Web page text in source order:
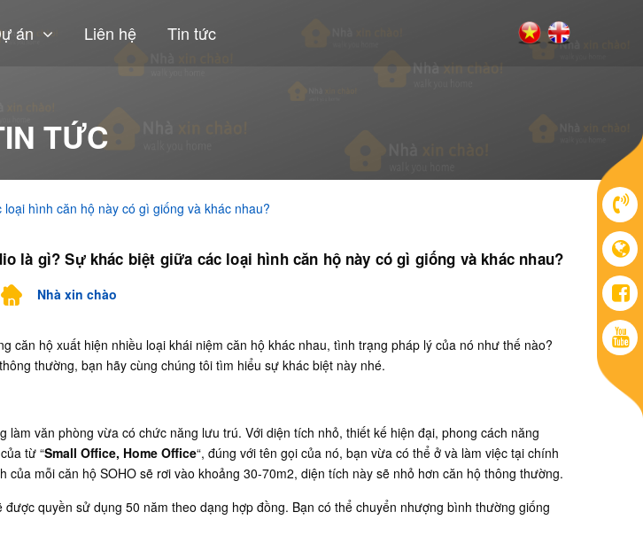
án Liên hệ Tin tức
TỨC
hình căn hộ này có gì giống và khác nhau?
là gì? Sự khác biệt giữa các loại hình căn hộ này có gì giống và khác nhau?
Nhà xin chào
căn hộ xuất hiện nhiều loại khái niệm căn hộ khác nhau, tình trạng pháp lý của nó như thế nào?
thường, bạn hãy cùng chúng tôi tìm hiểu sự khác biệt này nhé.
làm văn phòng vừa có chức năng lưu trú. Với diện tích nhỏ, thiết kế hiện đại, phong cách năng
từ “Small Office, Home Office“, đúng với tên gọi của nó, bạn vừa có thể ở và làm việc tại chính
của mỗi căn hộ SOHO sẽ rơi vào khoảng 30-70m2, diện tích này sẽ nhỏ hơn căn hộ thông thường.
quyền sử dụng 50 năm theo dạng hợp đồng. Bạn có thể chuyển nhượng bình thường giống